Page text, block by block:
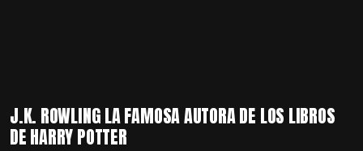
J.K. ROWLING LA FAMOSA AUTORA DE LOS LIBROS
DE HARRY POTTER